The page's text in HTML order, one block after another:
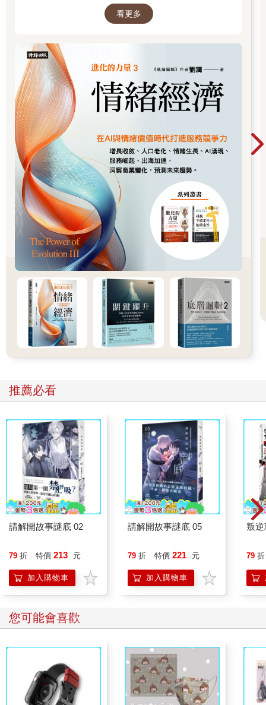
站、舉手宣誓自己接下來的話會句句屬實。
且會上癮。哈佛大學歷史學教授艾倫．布蘭特（Allan M. Brandt）
寫道，這場聽證會「引發民眾對企業虛假和貪婪的憤怒」。從那
時候開始，菸草公司在法庭上連連失利，十年後付了兩千多億美
元賠償金，創下美國史上賠償金額最高的民事訴訟和解案。「這
場聽證會為公共衛生贏得一場具有里程碑意義的勝利。」《紐約
時報》社論說。菸草公司成了過街老鼠。
一千四百頁的報告裡，都沒有出現它的名字
麥肯錫密切關注這個趨勢，因為數十年來，旗下的顧問們一直在
幫菸草公司賣出更多香菸。這一切，都不為外界所知。在國會聽
證會上兩本總共一千四百頁的報告中、在媒體的調查報導裡，都
沒有出現麥肯錫的名字。
保密，對麥肯錫和菸草業者來說都有好處。業者不希望讓這些顧
問對外透露自己的行銷策略，而麥肯錫也不希望自己的聲譽搞
砸，讓外界發現自己是幫凶，可能還讓未來員工拿來質疑公司的
「價值觀」（這是新進員工跟客戶之間使用頻率極高的詞彙）。
這些菸草公司就算聲名狼藉，還是有人願意合作，原因只有一
個：他們有大把鈔票。正如巴菲特曾經說過：「我告訴你為什麼
我喜歡菸草公司，成本只要一美分，但產品可賣一美元。這種東
西讓人上癮，而且有極高的品牌忠誠度。」就像許多老菸槍，麥
肯錫無法抗拒菸草公司的誘惑，利潤實在太令人上癮了。
細節就深深埋藏在一千四百萬頁的檔案中。
故事，要從至少一九五六年講起。當時麥肯錫深入研究菲利普莫
里斯的營運模式，參觀工廠、訪談主管並研究了銷售數據。最後
麥肯錫的結論之一，是建議裁員、加強投資研發部門，以因應製
造技術的快速變化。一年後，麥肯錫再次提出一份標示「高度機
密」的報告，對菸草公司研究部門（包括一座實驗性的試產廠）
的架構提出了建議。
其實這份報告還做了另一件事：預告了菸草業的轉變，從原本販
法，生產「科學改造香菸」。例如，麥肯錫提到要採用「重組菸
成片，再切碎添入香菸的製程。在這個過程中，尼古丁會與其他
物質一起被除去。但值得注意的是：尼古丁會在稍後的製程被添
加回來，以達到理想的尼古丁含量。
到了一九五○年代中期，一連串新發表的論文指出吸菸與肺癌有
關，也讓香菸備受抨擊。研究人員、醫師和公共衛生官員提出警
訊息，抹黑批評者。檔案中沒有證據顯示，麥肯錫有參與抹黑行
動，但若說這家深度介入菲利普莫里斯業務的顧問公司，對抹黑
行動一無所知，實在很難令人相信。
倒是有一個事實不可否認：吸菸對健康帶來風險，麥肯錫是知道
的世界中，認清所有真相！
看更多
推薦必看
請解開故事謎底 02
79 折 特價 213 元
加入購物車
請解開故事謎底 05
79 折 特價 221 元
加入購物車
叛逆
79 折
您可能會喜歡